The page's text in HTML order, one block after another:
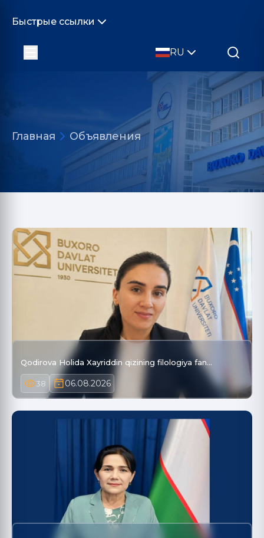
Быстрые ссылки
RU
Главная Объявления
Qodirova Holida Xayriddin qizining filologiya fan…
38 06.08.2026